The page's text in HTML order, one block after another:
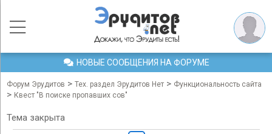
НОВЫЕ СООБЩЕНИЯ НА ФОРУМЕ
Форум Эрудитов > Тех. раздел Эрудитов Нет > Функциональность сайта
> Квест "В поиске пропавших сов"
Тема закрыта